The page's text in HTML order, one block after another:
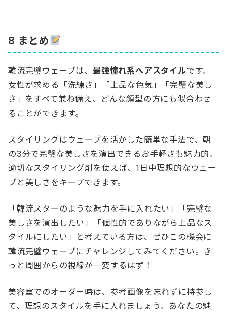
8 まとめ
韓流完璧ウェーブは、 最強憧れ系ヘアスタイルです。
女性が求める「洗練さ」「上品な色気」「完璧な美し
さ」をすべて兼ね備え、どんな顔型の方にも似合わせ
ることができます。
スタイリングはウェーブを活かした簡単な手法で、朝
の3分で完璧な美しさを演出できるお手軽さも魅力的。
適切なスタイリング剤を使えば、1日中理想的なウェー
ブと美しさをキープできます。
「韓流スターのような魅力を手に入れたい」「完璧な
美しさを演出したい」「個性的でありながら上品なス
タイルにしたい」と考えている方は、ぜひこの機会に
韓流完璧ウェーブにチャレンジしてみてください。き
っと周囲からの視線が一変するはず！
美容室でのオーダー時は、参考画像を忘れずに持参し
て、理想のスタイルを手に入れましょう。あなたの魅